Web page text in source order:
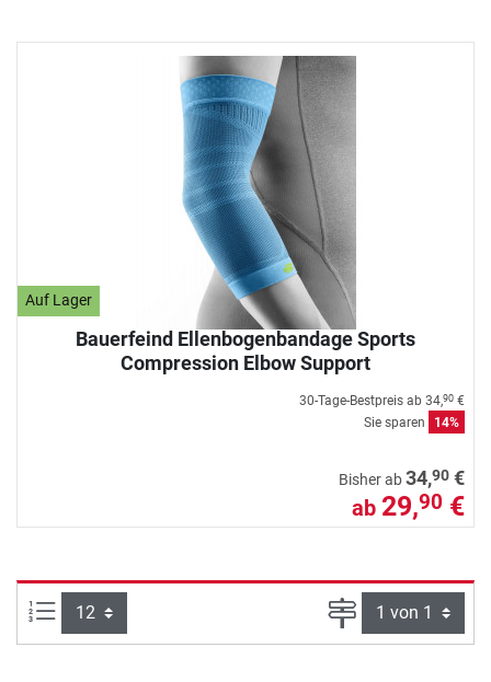
Auf Lager
Bauerfeind Ellenbogenbandage Sports
Compression Elbow Support
30-Tage-Bestpreis ab 34,90 €
Sie sparen
14%
Bisher ab34,90 €
ab 29,90 €
Artikel pro Seite: Seite